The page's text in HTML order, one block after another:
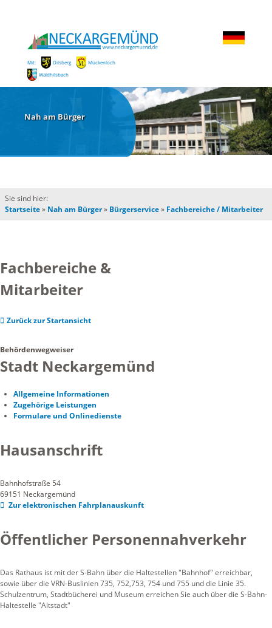
Mit: Dilsberg
Mückenloch
Waldhilsbach
Nah am Bürger
Sie sind hier:
Startseite» Nah am Bürger» Bürgerservice» Fachbereiche / Mitarbeiter
Fachbereiche &
Mitarbeiter
Zurück zur Startansicht
Behördenwegweiser
Stadt Neckargemünd
Allgemeine Informationen
Zugehörige Leistungen
Formulare und Onlinedienste
Hausanschrift
Bahnhofstraße 54
69151 Neckargemünd
Zur elektronischen Fahrplanauskunft
Öffentlicher Personennahverkehr
Das Rathaus ist mit der S-Bahn über die Haltestellen "Bahnhof" erreichbar,
sowie über die VRN-Buslinien 735, 752,753, 754 und 755 und die Linie 35.
Schulzentrum, Stadtbücherei und Museum erreichen Sie auch über die S-Bahn-
Haltestelle "Altstadt"